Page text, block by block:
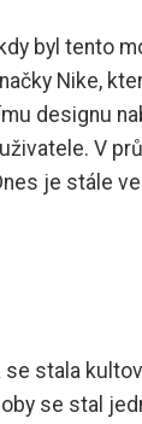
byl tento
Nike,
designu
V
je stále
stala
se stal